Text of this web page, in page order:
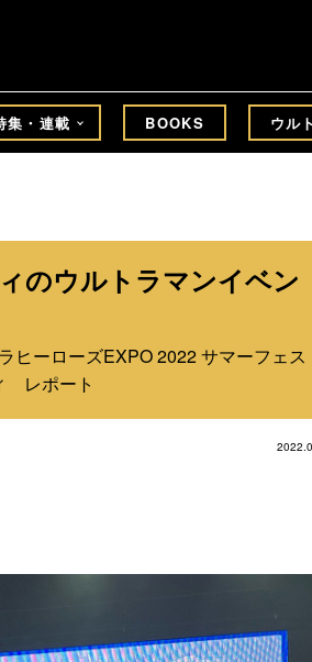
集・連載 BOOKS ウル
のウルトラマンイベン
ヒーローズEXPO 2022 サマーフェス
レポート